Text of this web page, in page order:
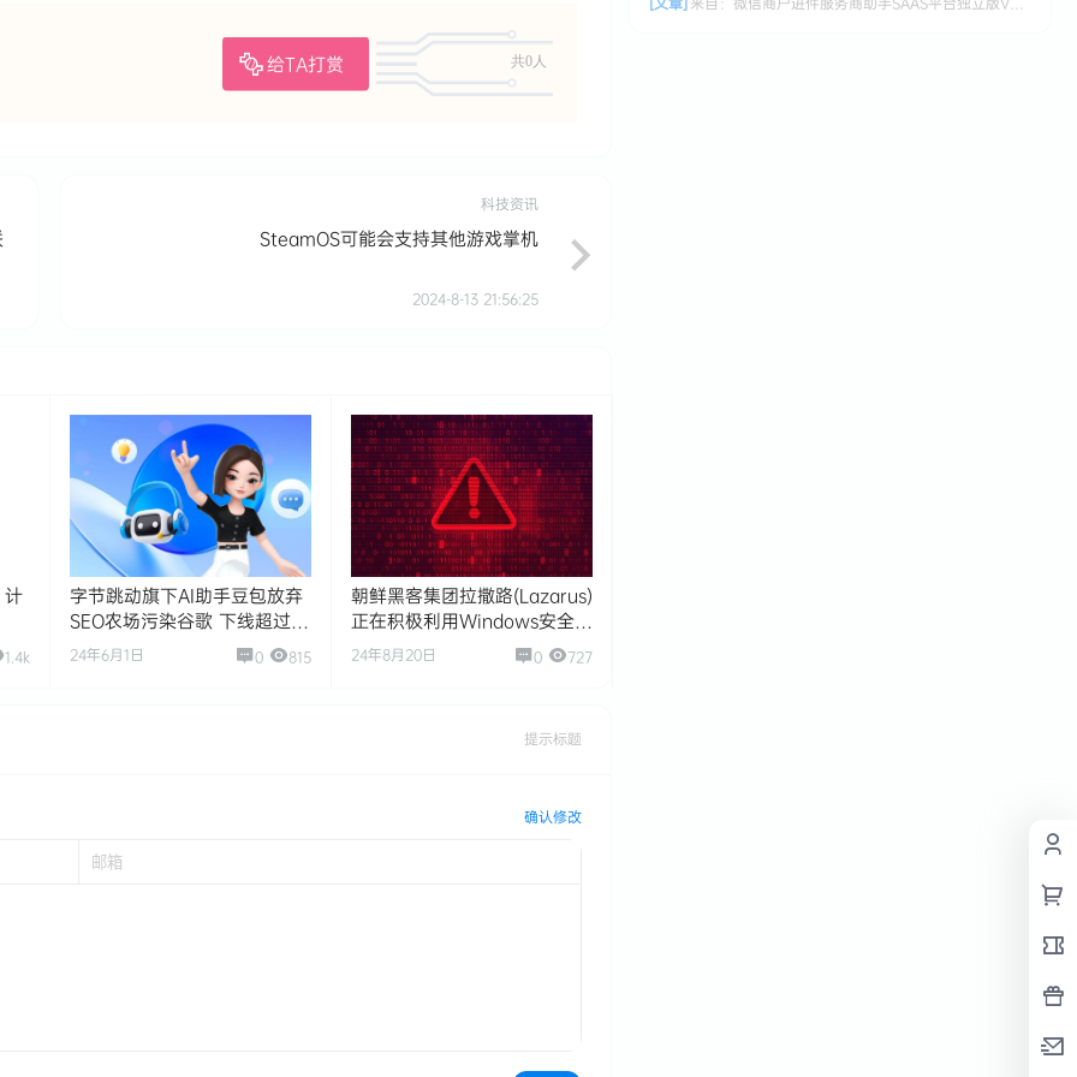
给TA打赏 共0人
科技资讯
SteamOS可能会支持其他游戏掌机
2024-8-13 21:56:25
计
1.4k
字节跳动旗下AI助手豆包放弃
SEO农场污染谷歌 下线超过
2,000万条垃圾内容
24年6月1日 0 815
朝鲜黑客集团拉撒路(Lazarus)
正在积极利用Windows安全漏
洞发起攻击
24年8月20日 0 727
提示标题
确认修改